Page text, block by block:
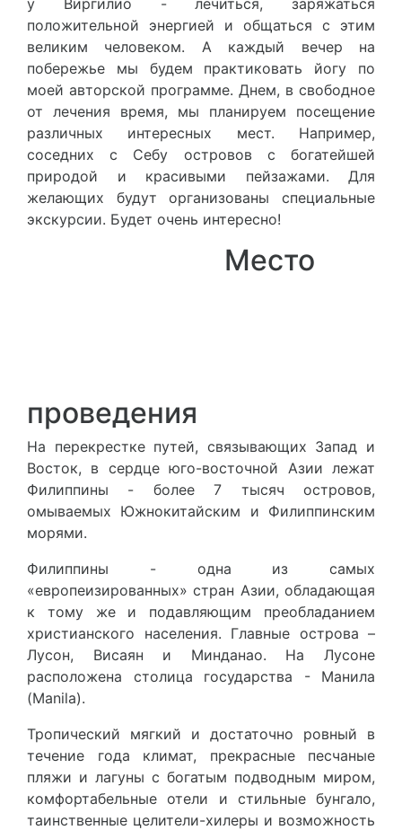
у Виргилио - лечиться, заряжаться
положительной энергией и общаться с этим
великим человеком. А каждый вечер на
побережье мы будем практиковать йогу по
моей авторской программе. Днем, в свободное
от лечения время, мы планируем посещение
различных интересных мест. Например,
соседних с Себу островов с богатейшей
природой и красивыми пейзажами. Для
желающих будут организованы специальные
экскурсии. Будет очень интересно!
Место
проведения
На перекрестке путей, связывающих Запад и
Восток, в сердце юго-восточной Азии лежат
Филиппины - более 7 тысяч островов,
омываемых Южнокитайским и Филиппинским
морями.
Филиппины - одна из самых
«европеизированных» стран Азии, обладающая
к тому же и подавляющим преобладанием
христианского населения. Главные острова –
Лусон, Висаян и Минданао. На Лусоне
расположена столица государства - Манила
(Manila).
Тропический мягкий и достаточно ровный в
течение года климат, прекрасные песчаные
пляжи и лагуны с богатым подводным миром,
комфортабельные отели и стильные бунгало,
таинственные целители-хилеры и возможность